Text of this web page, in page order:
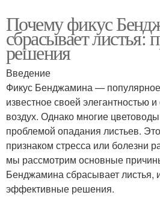
Почему фикус
сбрасывает листья:
решения
Введение
Фикус Бенджамина —
известное своей элегантностью
воздух. Однако многие
проблемой опадания листьев.
признаком стресса или болезни
мы рассмотрим основные
Бенджамина сбрасывает листья,
эффективные решения.